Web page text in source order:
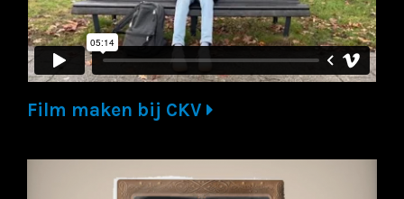
Film maken bij CKV